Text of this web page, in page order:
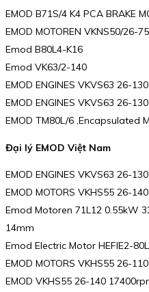
EMOD B71S/4 K4 PCA BRAKE
EMOD MOTOREN VKNS50/26-
Emod B80L4-K16
Emod VK63/2-140
EMOD ENGINES VKVS63 26-
EMOD ENGINES VKVS63 26-130
EMOD TM80L/6 ,Encapsulated
Đại lý EMOD Việt Nam
EMOD ENGINES VKVS63 26-130
EMOD MOTORS VKHS55 26-140
Emod Motoren 71L12 0.55kW
14mm
Emod Electric Motor HEFIE2-
EMOD MOTORS VKHS55 26-110
EMOD VKHS55 26-140